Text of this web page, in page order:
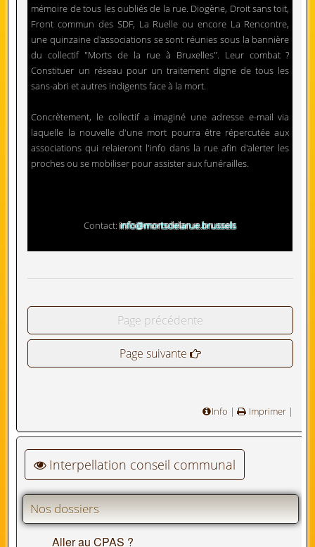
mémoire de tous les oubliés de la rue. Diogène, Droit sans toit,
Front commun des SDF, La Ruelle ou encore La Rencontre,
une quinzaine d'associations se sont réunies sous la bannière
du collectif "Morts de la rue à Bruxelles". Leur combat ?
Constituer un réseau pour un traitement digne de tous les
sans-abri et autres indigents face à la mort.
Concrètement, le collectif a imaginé une adresse e-mail via
laquelle la nouvelle d'une mort pourra être répercutée aux
associations qui relaieront l'info dans la rue afin d'alerter les
proches ou se mobiliser pour assister aux funérailles.
Contact:info@mortsdelarue.brussels
Page précédente
Page suivante
Info | Imprimer|
Interpellation conseil communal
Nos dossiers
Aller au CPAS ?